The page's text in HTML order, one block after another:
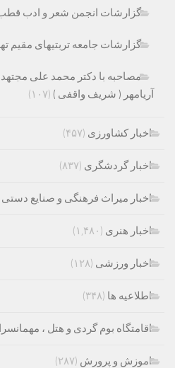
گزارشات انجمن شعر و ادب قطب
گزارشات جامعه تربتیهای مقیم
مصاحبه با دکتر محمد علی
آریامهر ( شریف واقفی ) (۱۰۷)
اخبار کشاورزی (۴۵۷)
اخبار گردشگری (۸۳۷)
اخبار میراث فرهنگی و صنایع دستی
اخبار هنری (۱,۴۸۰)
اخبار ورزشی (۱۲۸)
اطلاعیه ها (۳۴۸)
اقامتگاه بوم گردی و هتل ، مهمانسرا
اموزش و پرورش (۲۸۷)